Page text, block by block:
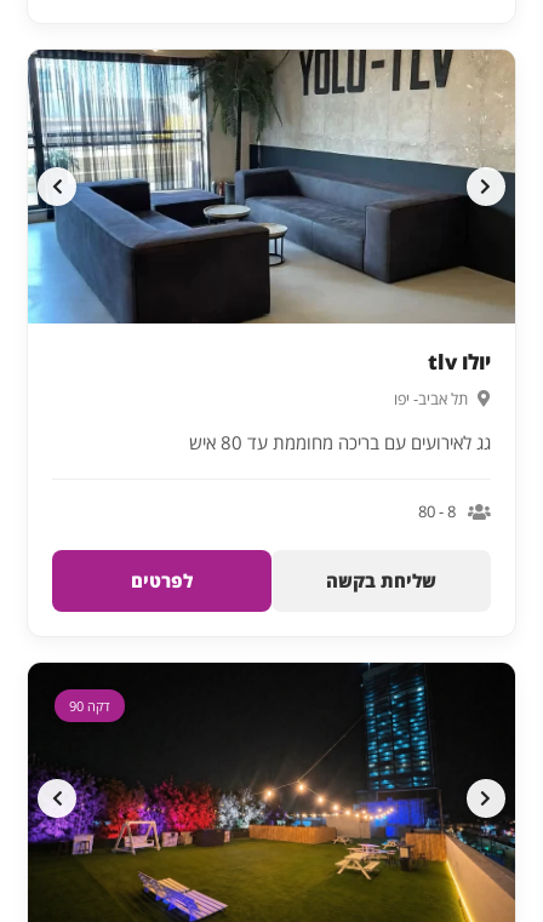
יולו tlv
תל אביב- יפו
גג לאירועים עם בריכה מחוממת עד 80 איש
8 - 80
שליחת בקשה לפרטים
דקה 90